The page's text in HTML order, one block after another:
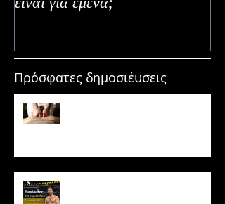
Πρόσφατες δημοσιέυσεις